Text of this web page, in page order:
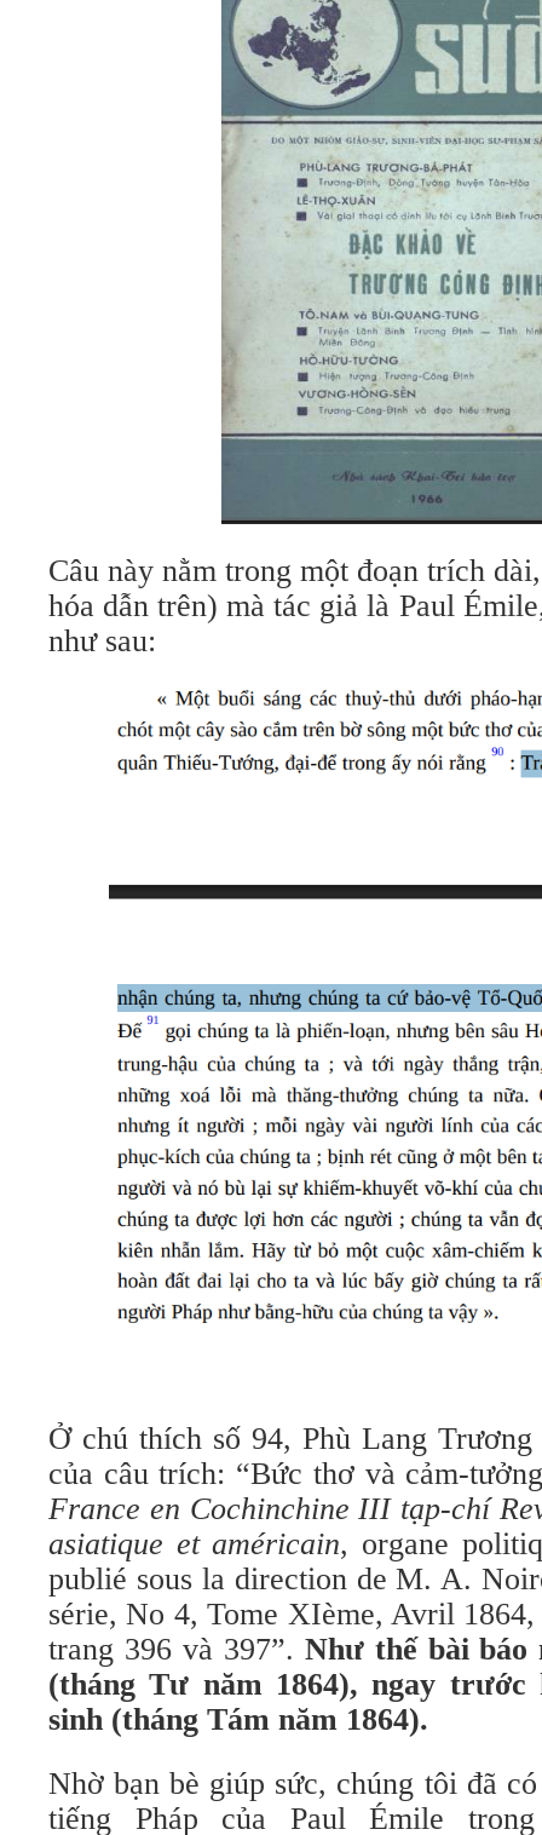
Câu này nằm trong một đoạn trích
hóa dẫn trên) mà tác giả là Paul
như sau:
Ở chú thích số 94, Phù Lang
của câu trích: “Bức thơ và cảm-
France en Cochinchine III tạp-chí
asiatique et américain, organe
publié sous la direction de M. A.
série, No 4, Tome XIème, Avril
trang 396 và 397”. Như thế bài báo
(tháng Tư năm 1864), ngay
sinh (tháng Tám năm 1864).
Nhờ bạn bè giúp sức, chúng tôi đã
tiếng Pháp của Paul Émile